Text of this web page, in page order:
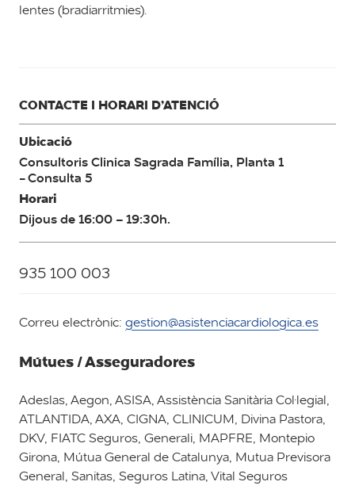
lentes (bradiarritmies).
CONTACTE I HORARI D’ATENCIÓ
Ubicació
Consultoris Clinica Sagrada Família, Planta 1
- Consulta 5
Horari
Dijous de 16:00 – 19:30h.
935 100 003
Correu electrònic: gestion@asistenciacardiologica.es
Mútues / Asseguradores
Adeslas, Aegon, ASISA, Assistència Sanitària Col·legial,
ATLANTIDA, AXA, CIGNA, CLINICUM, Divina Pastora,
DKV, FIATC Seguros, Generali, MAPFRE, Montepio
Girona, Mútua General de Catalunya, Mutua Previsora
General, Sanitas, Seguros Latina, Vital Seguros